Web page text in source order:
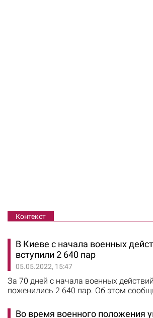
Контекст
В Киеве с начала военных
вступили 2 640 пар
05.05.2022, 15:47
За 70 дней с начала военных
поженились 2 640 пар. Об этом
24 февраля 2-22 года в Киеве
Во время военного положения